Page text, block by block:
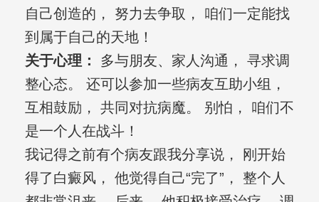
自己创造的， 努力去争取， 咱们一定能找
到属于自己的天地！
关于心理：
多与朋友、家人沟通， 寻求调
整心态。 还可以参加一些病友互助小组，
互相鼓励， 共同对抗病魔。 别怕， 咱们不
是一个人在战斗！
我记得之前有个病友跟我分享说， 刚开始
得了白癜风， 他觉得自己“完了”， 整个人